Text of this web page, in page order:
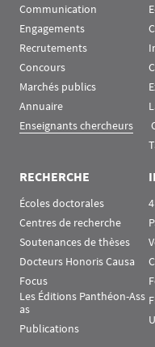
Communication
Engagements
Recrutements
Concours
Marchés publics
Annuaire
Enseignants chercheurs
RECHERCHE
Écoles doctorales
Centres de recherche
Soutenances de thèses
Docteurs Honoris Causa
Focus
Les Éditions Panthéon-Ass
as
Publications